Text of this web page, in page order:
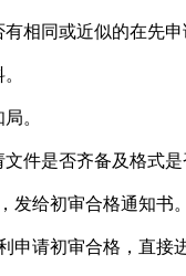
相同或近似的在先申
。
件是否齐备及格式是
发给初审合格通知书。
申请初审合格，直接